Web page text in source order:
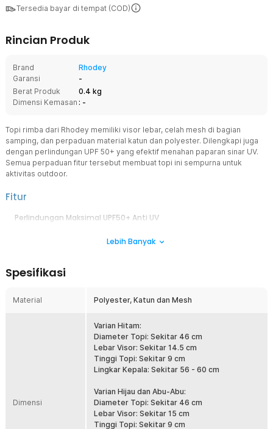
Tersedia bayar di tempat (COD)
Rincian Produk
Brand
Rhodey
Garansi
-
Berat Produk
0.4 kg
Dimensi Kemasan : -
Topi rimba dari Rhodey memiliki visor lebar, celah mesh di bagian
samping, dan perpaduan material katun dan polyester. Dilengkapi juga
dengan perlindungan UPF 50+ yang efektif menahan paparan sinar UV.
Semua perpaduan fitur tersebut membuat topi ini sempurna untuk
aktivitas outdoor.
Fitur
Perlindungan Maksimal UPF50+ Anti UV
membantu mengurangi paparan sinar UV pada kepala, wajah, dan
Sangat cocok untuk memancing, trekking, hingga pekerjaan
Desain Visor Lebar 360° + Masker Leher
sinar matahari, sedangkan masker membantu mengurangi paparan
debu dan angin saat beraktivitas. Kombinasi ini membuat topi
mancing, topi hiking, dan topi outdoor semakin nyaman digunakan
di berbagai kondisi. Masker dapat digunakan sesuai kebutuhan
untuk perlindungan ekstra.
Perpaduan bahan polyester dan katun menghasilkan topi outdoor
yang ringan, nyaman, serta cepat kering setelah terkena keringat
atau hujan ringan. Material berkualitas juga lebih awet untuk
Lebih Banyak
Spesifikasi
Material Polyester, Katun dan Mesh
Dimensi
Varian Hitam:
Diameter Topi: Sekitar 46 cm
Lebar Visor: Sekitar 14.5 cm
Tinggi Topi: Sekitar 9 cm
Lingkar Kepala: Sekitar 56 - 60 cm
Varian Hijau dan Abu-Abu:
Diameter Topi: Sekitar 46 cm
Lebar Visor: Sekitar 15 cm
Tinggi Topi: Sekitar 9 cm